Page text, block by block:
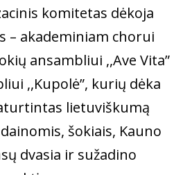
komitetas dėkoja
– akademiniam chorui
ansambliui ,,Ave Vita”
,,Kupolė”, kurių dėka
lietuviškumą
šokiais, Kauno
dvasia ir sužadino